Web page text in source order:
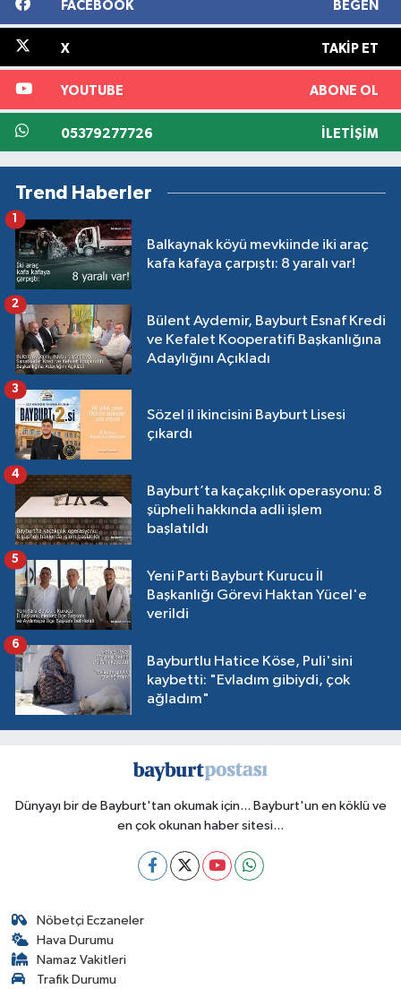
FACEBOOK BEĞEN
X TAKIP ET
YOUTUBE ABONE OL
05379277726 İLETIŞIM
Trend Haberler
Balkaynak köyü mevkiinde iki araç
kafa kafaya çarpıştı: 8 yaralı var!
Bülent Aydemir, Bayburt Esnaf Kredi
ve Kefalet Kooperatifi Başkanlığına
Adaylığını Açıkladı
2
Sözel il ikincisini Bayburt Lisesi
çıkardı
3
Bayburt’ta kaçakçılık operasyonu: 8
şüpheli hakkında adli işlem
başlatıldı
4
Yeni Parti Bayburt Kurucu İl
Başkanlığı Görevi Haktan Yücel'e
verildi
5
Bayburtlu Hatice Köse, Puli'sini
kaybetti: "Evladım gibiydi, çok
ağladım"
6
Dünyayı bir de Bayburt'tan okumak için... Bayburt'un en köklü ve
en çok okunan haber sitesi...
Nöbetçi Eczaneler
Hava Durumu
Namaz Vakitleri
Trafik Durumu